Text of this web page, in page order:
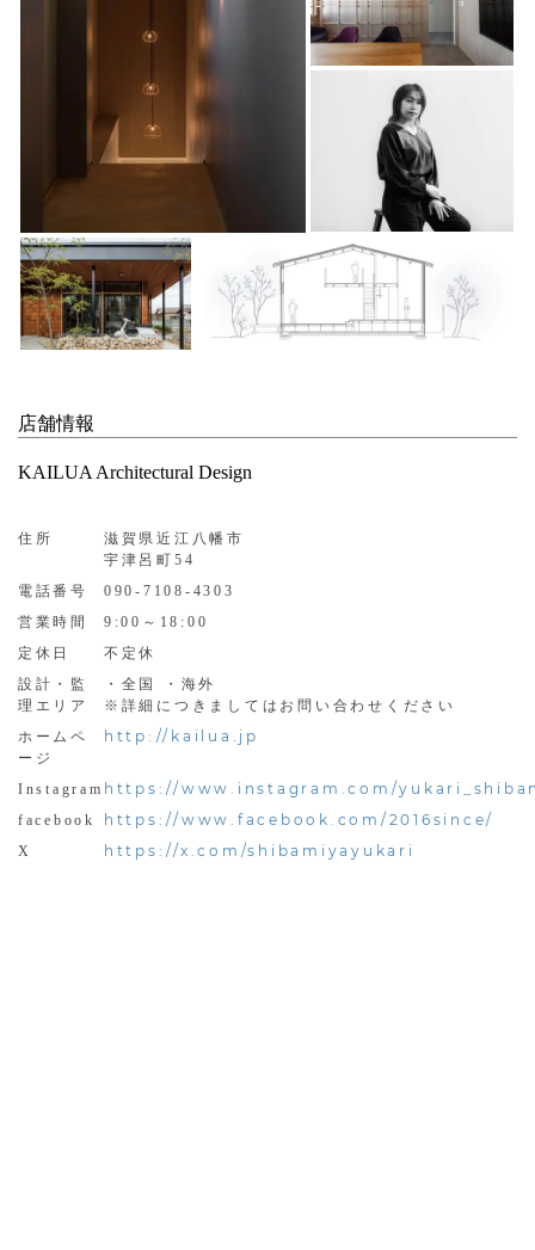
店舗情報
KAILUA Architectural Design
住所
滋賀県近江八幡市
宇津呂町54
電話番号
090-7108-4303
営業時間
9:00～18:00
定休日
不定休
設計・監
理エリア
・全国 ・海外
※詳細につきましてはお問い合わせください
ホームペ
ージ
http://kailua.jp
Instagram https://www.instagram.com/
facebook https://www.facebook.com/2016since/
X https://x.com/shibamiyayukari